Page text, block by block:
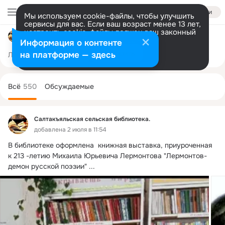
Войти
Мы используем cookie-файлы, чтобы улучшить
сервисы для вас. Если ваш возраст менее 13 лет,
настроить cookie-файлы должен ваш законный
представитель. Больше информации
Разрешить все Настроить
Салтакъяльская сельская библиотека.
Лента Участники 542 Темы 550
Салтакъяльская сельская библиотека.
добавлена 2 июля в 11:54
В библиотеке оформлена  книжная выставка, приуроченная
к 213 -летию Михаила Юрьевича Лермонтова "Лермонтов-
демон русской поэзии" ...
колонка
Всё 550 Обсуждаемые
Информация о контенте
на платформе — здесь